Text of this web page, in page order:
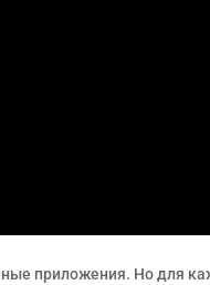
приложения. Но для